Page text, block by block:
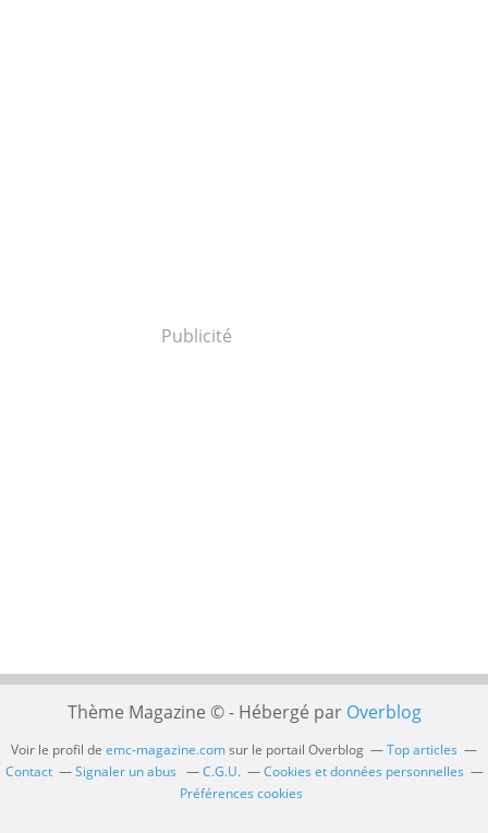
Publicité
Thème Magazine © - Hébergé par Overblog
Voir le profil de emc-magazine.comsur le portail Overblog
Top articles
Contact
Signaler un abus C.G.U.
Cookies et données personnelles
Préférences cookies